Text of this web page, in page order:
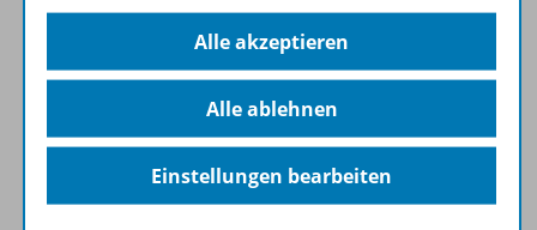
Lizenzbedingungen
Zugehörige Produkte
Alle akzeptieren
Alle ablehnen
Einstellungen bearbeiten